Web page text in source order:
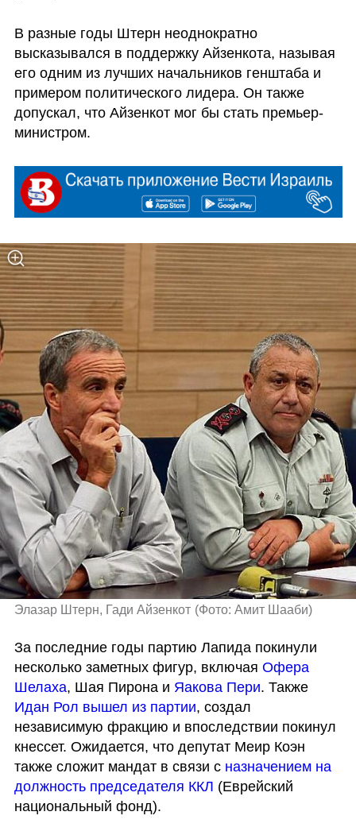
В разные годы Штерн неоднократно
высказывался в поддержку Айзенкота, называя
его одним из лучших начальников генштаба и
примером политического лидера. Он также
допускал, что Айзенкот мог бы стать премьер-
министром.
Элазар Штерн, Гади Айзенкот (Фото: Амит Шааби)
За последние годы партию Лапида покинули
несколько заметных фигур, включая Офера
Шелаха, Шая Пирона и Яакова Пери
. Также
Идан Рол вышел из партии, создал
независимую фракцию и впоследствии покинул
кнессет. Ожидается, что депутат Меир Коэн
также сложит мандат в связи с назначением на
должность председателя ККЛ (Еврейский
национальный фонд).